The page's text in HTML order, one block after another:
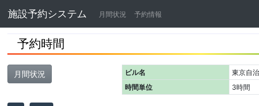
Navbar
施設予約システム 月間状況 予約情報
予約時間
月間状況 ビル名 東京自
時間単位
3時間